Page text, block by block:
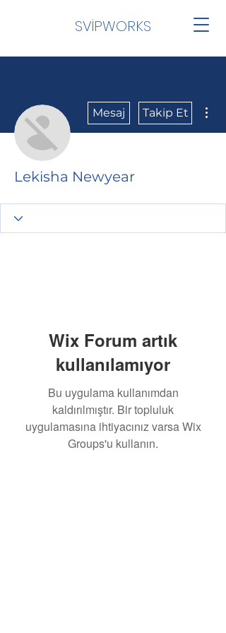
SVİPWORKS
Mesaj Takip Et
Lekisha Newyear
Wix Forum artık
kullanılamıyor
Bu uygulama kullanımdan
kaldırılmıştır. Bir topluluk
uygulamasına ihtiyacınız varsa Wix
Groups'u kullanın.